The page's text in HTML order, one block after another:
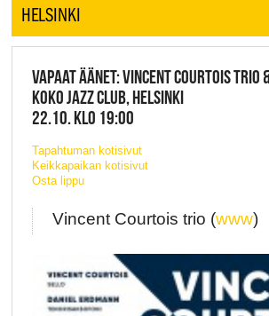
HELSINKI
VAPAAT ÄÄNET: VINCENT COURTOIS TRIO
KOKO JAZZ CLUB, HELSINKI
22.10. KLO 19:00
Tapahtuman kotisivut
Keikkapaikan kotisivut
Osta lippu
Vincent Courtois trio (www)